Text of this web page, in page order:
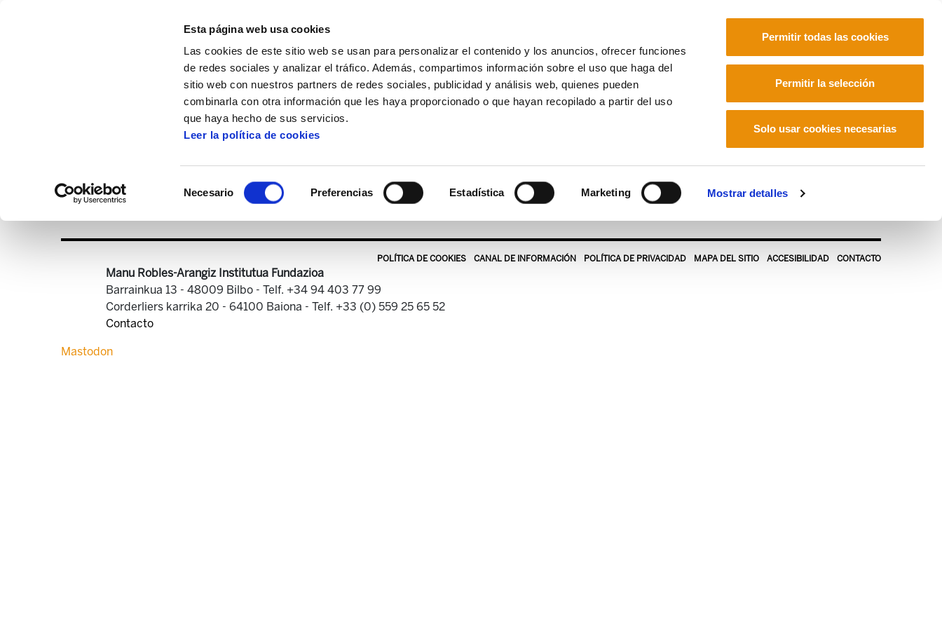
Esta página web usa cookies
Las cookies de este sitio web se usan para personalizar el contenido y los anuncios, ofrecer funciones
de redes sociales y analizar el tráfico. Además, compartimos información sobre el uso que haga del
sitio web con nuestros partners de redes sociales, publicidad y análisis web, quienes pueden
combinarla con otra información que les haya proporcionado o que hayan recopilado a partir del uso
que haya hecho de sus servicios.
Leer la política de cookies
Necesario Preferencias Estadística Marketing Mostrar detalles
Permitir todas las cookies
Permitir la selección
Solo usar cookies necesarias
Centro de documentación ELA Astekaria
POLÍTICA DE COOKIES CANAL DE INFORMACIÓN POLÍTICA DE PRIVACIDAD MAPA DEL SITIO ACCESIBILIDAD CONTACTO
Manu Robles-Arangiz Institutua Fundazioa
Barrainkua 13 - 48009 Bilbo - Telf. +34 94 403 77 99
Corderliers karrika 20 - 64100 Baiona - Telf. +33 (0) 559 25 65 52
Contacto
Mastodon